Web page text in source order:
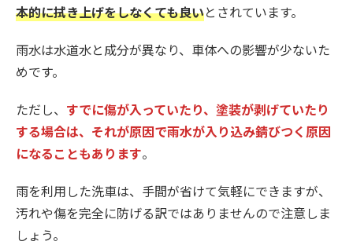
本的に拭き上げをしなくても良いとされています。
雨水は水道水と成分が異なり、車体への影響が少ないた
めです。
ただし、 すでに傷が入っていたり、塗装が剥げていたり
する場合は、それが原因で雨水が入り込み錆びつく原因
になることもあります。
雨を利用した洗車は、手間が省けて気軽にできますが、
汚れや傷を完全に防げる訳ではありませんので注意しま
しょう。